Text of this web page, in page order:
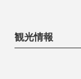
観光情報